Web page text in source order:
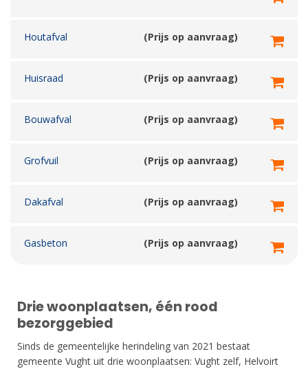
Houtafval (Prijs op aanvraag)
Huisraad (Prijs op aanvraag)
Bouwafval (Prijs op aanvraag)
Grofvuil (Prijs op aanvraag)
Dakafval (Prijs op aanvraag)
Gasbeton (Prijs op aanvraag)
Drie woonplaatsen, één rood
bezorggebied
Sinds de gemeentelijke herindeling van 2021 bestaat
gemeente Vught uit drie woonplaatsen: Vught zelf, Helvoirt